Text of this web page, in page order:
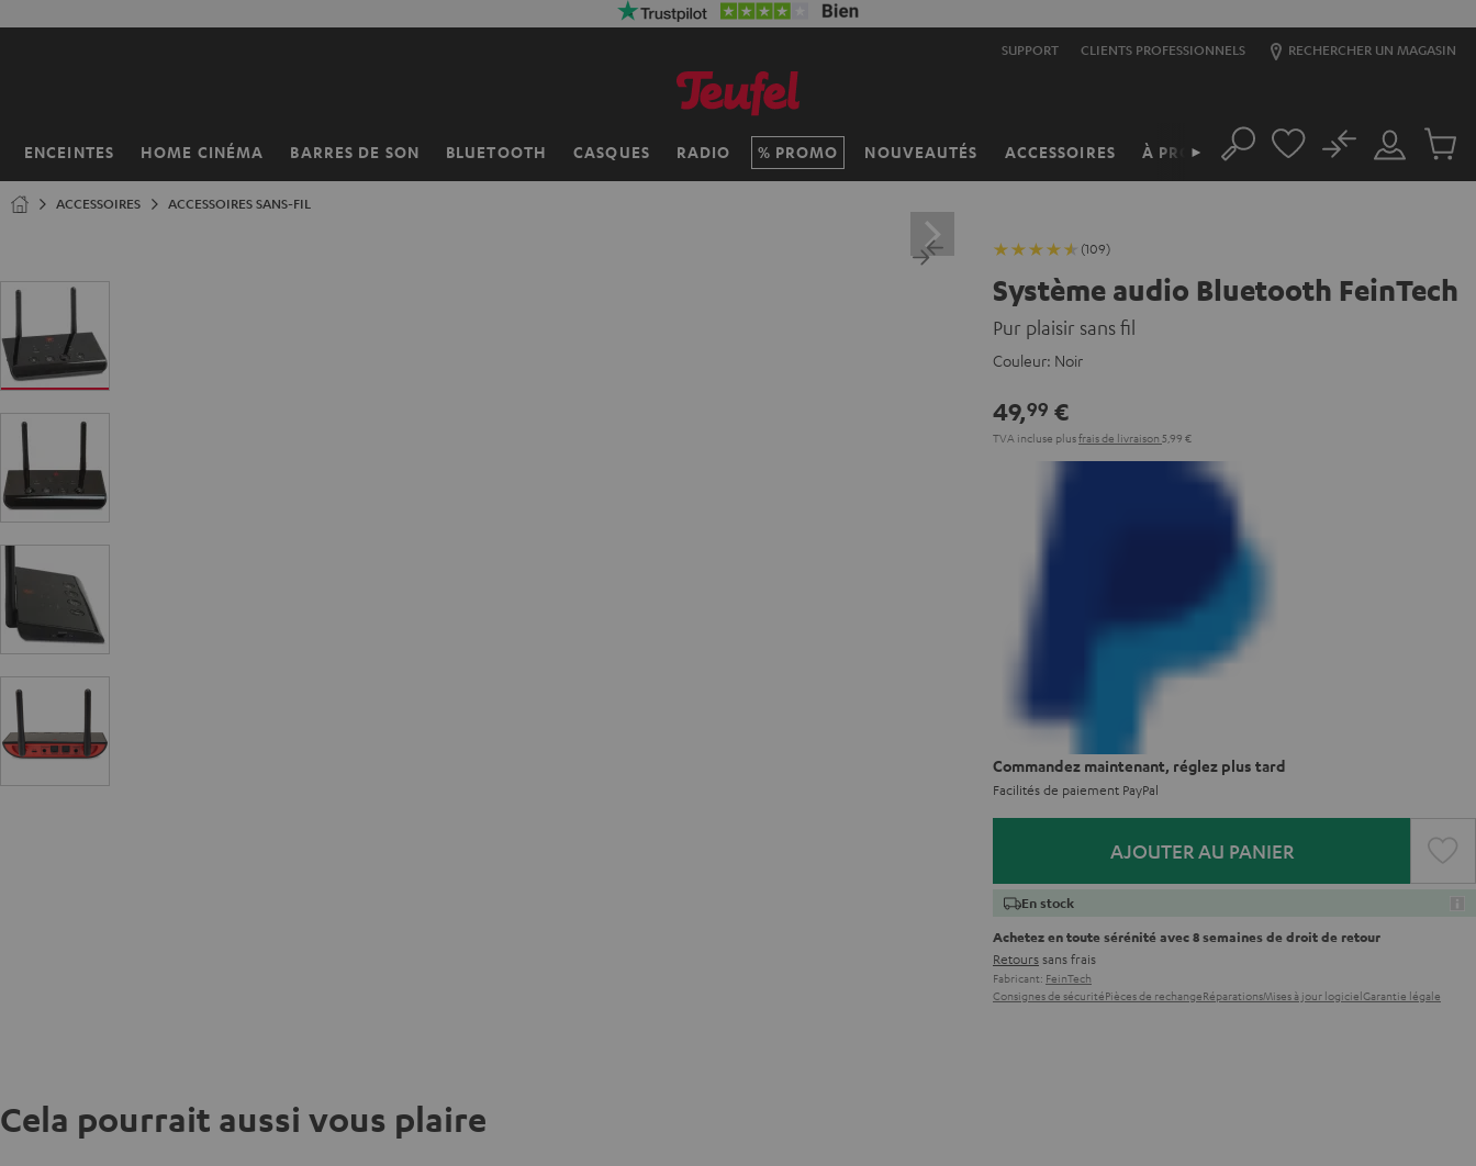
SUPPORT CLIENTS PROFESSIONNELS RECHERCHER UN MAGASIN
ENCEINTES HOME CINÉMA BARRES DE SON BLUETOOTH CASQUES RADIO PROMO NOUVEAUTÉS ACCESSOIRES À PROPOS
►
Page
Rechercher
Mon
compte
No
ACCESSOIRES ACCESSOIRES SANS-FIL
(109)
Système audio Bluetooth FeinTech
Pur plaisir sans fil
Couleur: Noir
49,99 €
TVA incluse plusfrais de livraison 5,99 €
Commandez maintenant, réglez plus tard
Facilités de paiement PayPal
AJOUTER AU PANIER
En stock
Achetez en toute sérénité avec 8 semaines de droit de retour
Retourssans frais
Fabricant: FeinTech
Consignes de sécuritéPièces de rechangeRéparationsMises à jour logicielGarantie légale
Cela pourrait aussi vous plaire